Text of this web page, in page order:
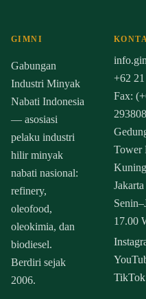
GIMNI
Gabungan
Industri Minyak
Nabati Indonesia
— asosiasi
pelaku industri
hilir minyak
nabati nasional:
refinery,
oleofood,
oleokimia, dan
biodiesel.
Berdiri sejak
2006.
+62
Fax:
Tower
Jakarta
17.00
TikTok